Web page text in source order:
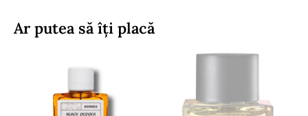
Ar putea să îți placă